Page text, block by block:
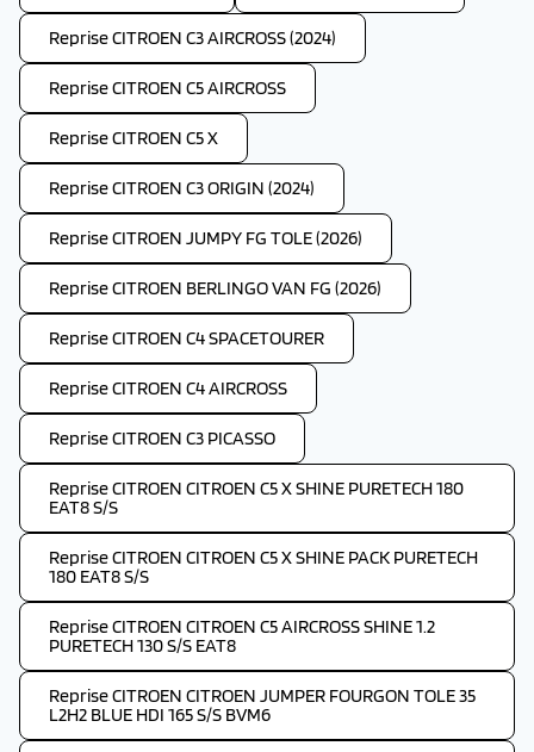
Reprise CITROEN C3 AIRCROSS (2024)
Reprise CITROEN C5 AIRCROSS
Reprise CITROEN C5 X
Reprise CITROEN C3 ORIGIN (2024)
Reprise CITROEN JUMPY FG TOLE (2026)
Reprise CITROEN BERLINGO VAN FG (2026)
Reprise CITROEN C4 SPACETOURER
Reprise CITROEN C4 AIRCROSS
Reprise CITROEN C3 PICASSO
Reprise CITROEN CITROEN C5 X SHINE PURETECH 180
EAT8 S/S
Reprise CITROEN CITROEN C5 X SHINE PACK PURETECH
180 EAT8 S/S
Reprise CITROEN CITROEN C5 AIRCROSS SHINE 1.2
PURETECH 130 S/S EAT8
Reprise CITROEN CITROEN JUMPER FOURGON TOLE 35
L2H2 BLUE HDI 165 S/S BVM6